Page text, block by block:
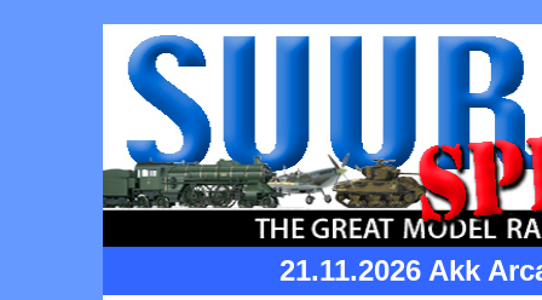
21.11.2026 Akk